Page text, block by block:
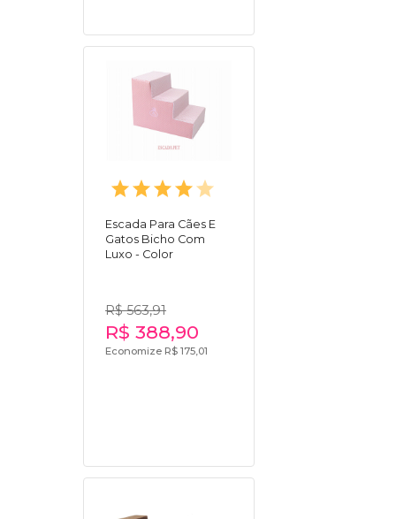
Escada Para Cães E
Gatos Bicho Com
Luxo - Color
R$ 563,91
R$ 388,90
Economize R$ 175,01